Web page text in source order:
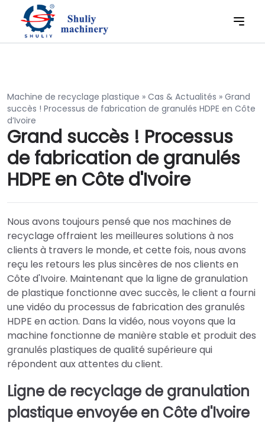
Machine de recyclage plastique » Cas & Actualités » Grand
succès ! Processus de fabrication de granulés HDPE en Côte
d’Ivoire
Grand succès ! Processus
de fabrication de granulés
HDPE en Côte d'Ivoire
Nous avons toujours pensé que nos machines de
recyclage offraient les meilleures solutions à nos
clients à travers le monde, et cette fois, nous avons
reçu les retours les plus sincères de nos clients en
Côte d'Ivoire. Maintenant que la ligne de granulation
de plastique fonctionne avec succès, le client a fourni
une vidéo du processus de fabrication des granulés
HDPE en action. Dans la vidéo, nous voyons que la
machine fonctionne de manière stable et produit des
granulés plastiques de qualité supérieure qui
répondent aux attentes du client.
Ligne de recyclage de granulation
plastique envoyée en Côte d'Ivoire